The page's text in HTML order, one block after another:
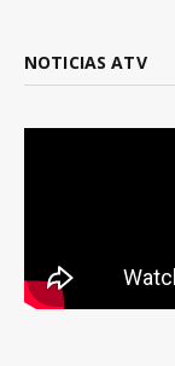
NOTICIAS ATV